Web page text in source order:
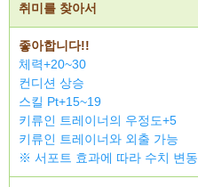
취미를 찾아서
좋아합니다!!
체력+20~30
컨디션 상승
스킬 Pt+15~19
키류인 트레이너의 우정도+5
키류인 트레이너와 외출 가능
※ 서포트 효과에 따라 수치 변동